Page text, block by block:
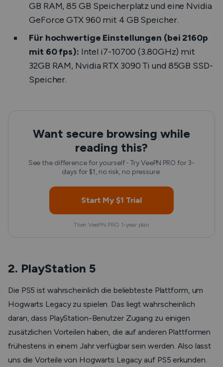
GB RAM, 85 GB Speicherplatz und eine Nvidia
GeForce GTX 960 mit 4 GB Speicher.
Für hochwertige Einstellungen (bei 2160p
mit 60 fps): Intel i7-10700 (3.80GHz) mit
32GB RAM, Nvidia RTX 3090 Ti und 85GB SSD-
Speicher.
Want secure browsing while
reading this?
See the difference for yourself - Try VeePN PRO for 3-
days for $1, no risk, no pressure.
Start My $1 Trial
Then VeePN PRO 1-year plan
2. PlayStation 5
Die PS5 ist wahrscheinlich die beliebteste Plattform, um
Hogwarts Legacy zu spielen. Das liegt wahrscheinlich
daran, dass PlayStation-Benutzer Zugang zu einigen
zusätzlichen Vorteilen haben, die auf anderen Plattformen
frühestens in einem Jahr verfügbar sein werden. Also lasst
uns die Vorteile von Hogwarts Legacy auf PS5 erkunden.